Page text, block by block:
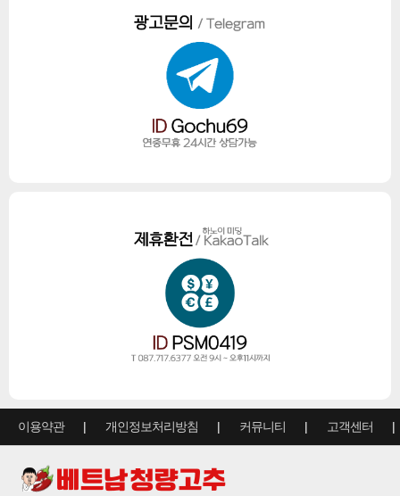
이용약관 개인정보처리방침 커뮤니티 고객센터